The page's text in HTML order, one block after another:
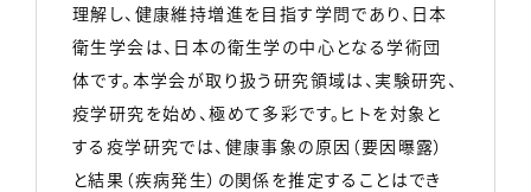
理解し、健康維持増進を目指す学問であり、日本
衛生学会は、日本の衛生学の中心となる学術団
体です。本学会が取り扱う研究領域は、実験研究、
疫学研究を始め、極めて多彩です。ヒトを対象と
する疫学研究では、健康事象の原因（要因曝露）
と結果（疾病発生）の関係を推定することはでき